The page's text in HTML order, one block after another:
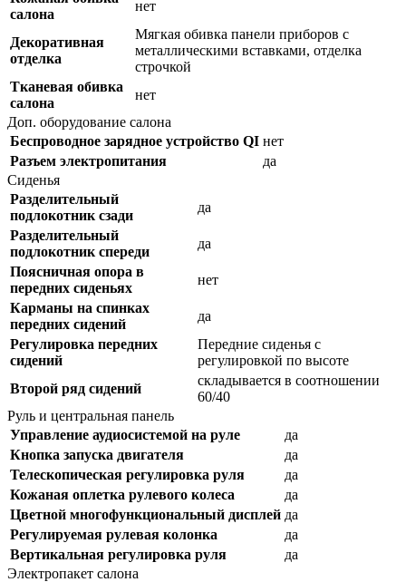
салона
нет
Декоративная
отделка
Мягкая обивка панели приборов с
металлическими вставками, отделка
строчкой
Тканевая обивка
салона
нет
Доп. оборудование салона
Беспроводное зарядное устройство QI нет
Разъем электропитания
да
Сиденья
Разделительный
подлокотник сзади
да
Разделительный
подлокотник спереди
да
Поясничная опора в
передних сиденьях
нет
Карманы на спинках
передних сидений
да
Регулировка передних
сидений
Передние сиденья с
регулировкой по высоте
Второй ряд сидений
складывается в соотношении
60/40
Руль и центральная панель
Управление аудиосистемой на руле
да
Кнопка запуска двигателя
да
Телескопическая регулировка руля
да
Кожаная оплетка рулевого колеса
да
Цветной многофункциональный дисплей да
Регулируемая рулевая колонка
да
Вертикальная регулировка руля
да
Электропакет салона